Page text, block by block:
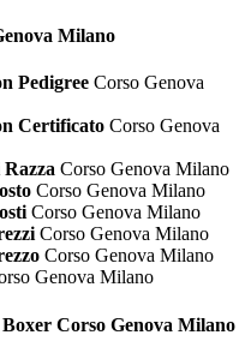
Milano
Pedigree Corso Genova
Certificato Corso Genova
Corso Genova Milano
Corso Genova Milano
Corso Genova Milano
Corso Genova Milano
Corso Genova Milano
Genova Milano
Boxer Corso Genova Milano